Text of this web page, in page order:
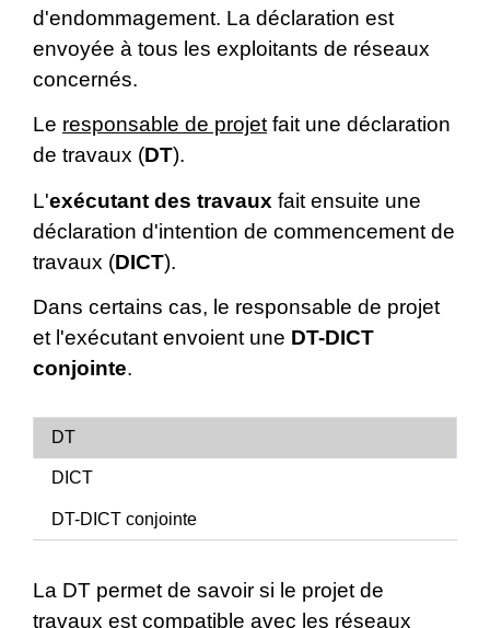
d'endommagement. La déclaration est
envoyée à tous les exploitants de réseaux
concernés.
Le responsable de projetfait une déclaration
de travaux (DT).
L'exécutant des travaux fait ensuite une
déclaration d'intention de commencement de
travaux (DICT).
Dans certains cas, le responsable de projet
et l'exécutant envoient une DT-DICT
conjointe.
DT
DICT
DT-DICT conjointe
La DT permet de savoir si le projet de
travaux est compatible avec les réseaux